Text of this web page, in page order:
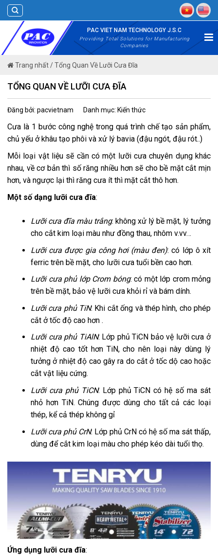
Skip
to
content
PAC VIET NAM TECHNOLOGY J.S.C
Providing Total Solutions for Manufacturing
Companies
Trang nhất/Tổng Quan Về Lưỡi Cưa Đĩa
TỔNG QUAN VỀ LƯỠI CƯA ĐĨA
Đăng bởi: pacvietnam Danh mục: Kiến thức
Cưa là 1 bước công nghệ trong quá trình chế tạo sản phẩm,
chủ yếu ở khâu tạo phôi và xử lý bavia (đậu ngót, đậu rót..)
Mỗi loại vật liệu sẽ cần có một lưỡi cưa chuyên dụng khác
nhau, về cơ bản thì số răng nhiều hơn sẽ cho bề mặt cắt mịn
hơn, và ngược lại thì răng cưa ít thì mặt cắt thô hơn.
Một số dạng lưỡi cưa đĩa:
Lưỡi cưa đĩa màu trắng: không xử lý bề mặt, lý tưởng
cho cắt kim loại màu như đồng thau, nhôm v.vv…
Lưỡi cưa được gia công hơi (màu đen): có lớp ô xít
ferric trên bề mặt, cho lưỡi cưa tuổi bền cao hơn.
Lưỡi cưa phủ lớp Crom bóng: có một lớp crom mỏng
trên bề mặt, bảo vệ lưỡi cưa khỏi rỉ và bám dính.
Lưỡi cưa phủ TiN: Khi cắt ống và thép hình, cho phép
cắt ở tốc độ cao hơn .
Lưỡi cưa phủ TiAlN: Lớp phủ TiCN bảo vệ lưỡi cưa ở
nhiệt độ cao tốt hơn TiN, cho nên loại này dùng lý
tưởng ở nhiệt độ cao gây ra do cắt ở tốc dộ cao hoặc
cắt vật liệu cứng.
Lưỡi cưa phủ TiCN: Lớp phủ TiCN có hệ số ma sát
nhỏ hơn TiN. Chúng được dùng cho tất cả các loại
thép, kể cả thép không gỉ
Lưỡi cưa phủ CrN: Lớp phủ CrN có hệ số ma sát thấp,
dùng để cắt kim loại màu cho phép kéo dài tuổi thọ.
Ứng dụng lưỡi cưa đĩa: